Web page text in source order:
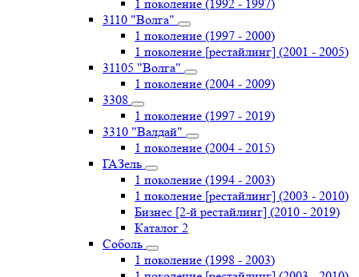
1 поколение (1992 - 1997)
3110 "Волга"
1 поколение (1997 - 2000)
1 поколение [рестайлинг] (2001 - 2005)
31105 "Волга"
1 поколение (2004 - 2009)
3308
1 поколение (1997 - 2019)
3310 "Валдай"
1 поколение (2004 - 2015)
ГАЗель
1 поколение (1994 - 2003)
1 поколение [рестайлинг] (2003 - 2010)
Бизнес [2-й рестайлинг] (2010 - 2019)
Каталог 2
Соболь
1 поколение (1998 - 2003)